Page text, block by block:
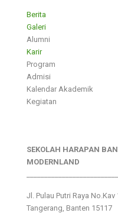
Berita
Galeri
Alumni
Karir
Program
Admisi
Kalendar Akademik
Kegiatan
SEKOLAH HARAPAN
MODERNLAND
Jl. Pulau Putri Raya
Tangerang, Banten 15117